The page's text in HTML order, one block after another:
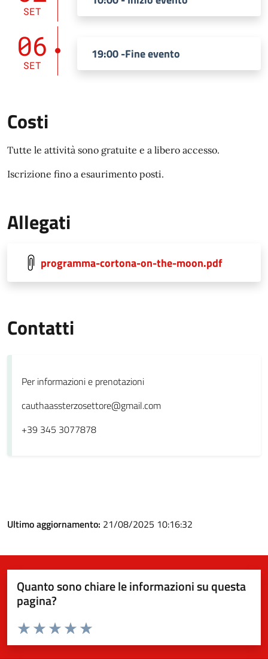
SET
06
SET
19:00 -Fine evento
Costi
Tutte le attività sono gratuite e a libero accesso.
Iscrizione fino a esaurimento posti.
Allegati
programma-cortona-on-the-moon.pdf
Contatti
Per informazioni e prenotazioni
cauthaassterzosettore@gmail.com
+39 345 3077878
Ultimo aggiornamento: 21/08/2025 10:16:32
Quanto sono chiare le informazioni su questa
pagina?
Valuta da 1 a 5 stelle la pagina
Valuta 5 stelle su 5
Valuta 4 stelle su 5
Valuta 3 stelle su 5
Valuta 2 stelle su 5
Valuta 1 stelle su 5